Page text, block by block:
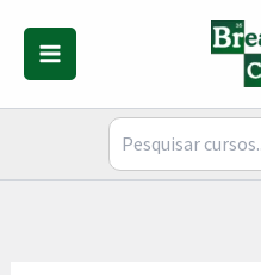
conteúdo